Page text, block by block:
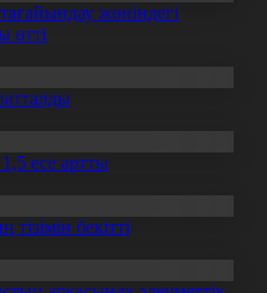
жөніндегі
өтті
есе артты
бекітті